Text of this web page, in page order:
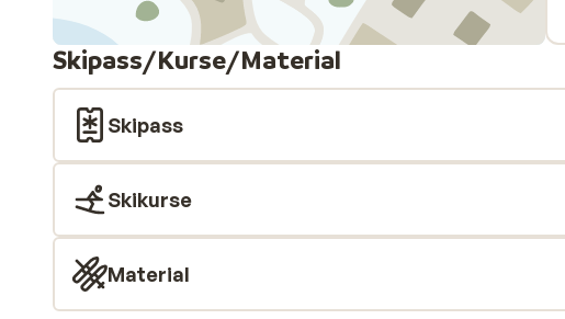
Skipass/Kurse/Material
Skipass
Skikurse
Material